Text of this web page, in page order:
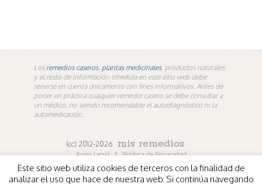
Los remedios caseros, plantas medicinales, productos naturales
y el resto de información ofredida en este sitio web debe
tenerse en cuenta únicamente con fines informativos. Antes de
poner en práctica cualquier remedio casero se debe consultar a
un médico, no siendo recomendable el autodiagnóstico ni la
automedicación.
(cc) 2012-2026 mis remedios
Aviso Legal | Política de Privacidad
En los contenidos propios de misremedios. En vídeos y
Este sitio web utiliza cookies de terceros con la finalidad de
analizar el uso que hace de nuestra web. Si continúa navegando